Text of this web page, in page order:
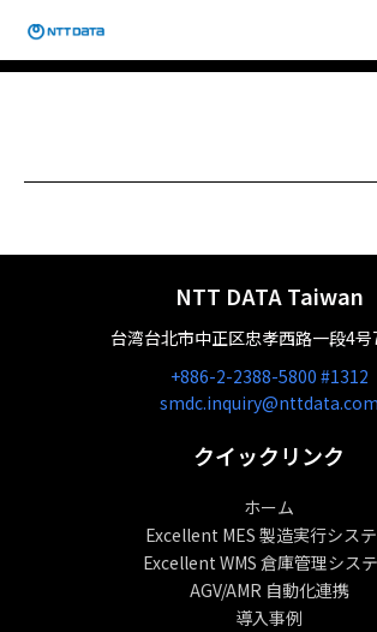
を
NTT DATA Taiwan
台湾台北市中正区忠孝西路一段4号
+886-2-2388-5800 #1312
smdc.inquiry@nttdata.com
クイックリンク
ホーム
Excellent MES 製造実行シス
Excellent WMS 倉庫管理シス
AGV/AMR 自動化連携
導入事例